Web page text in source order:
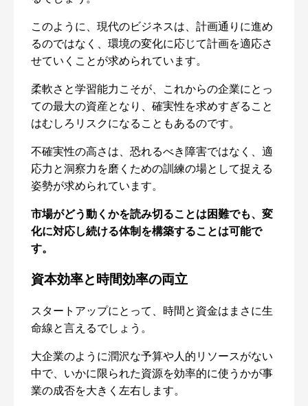
このように、現代のビジネスは、計画通りに進め
るのではなく、環境の変化に応じて計画を適応さ
せていくことが求められています。
柔軟さと学習能力こそが、これからの企業にとっ
ての最大の資産となり、確実性を求めすぎること
はむしろリスクになることもあるのです。
不確実性の高さは、恐れるべき障害ではなく、適
応力と洞察力を磨くための訓練の場として捉える
姿勢が求められています。
市場がどう動くかを読み切ることは困難でも、変
化に対応し続ける体制を構築することは可能で
す。
資本効率と時間効率の両立
スタートアップにとって、時間と資金はまさに生
命線と言えるでしょう。
大企業のように潤沢な予算や人的リソースがない
中で、いかに限られた資源を効率的に使うかが事
業の成否を大きく左右します。